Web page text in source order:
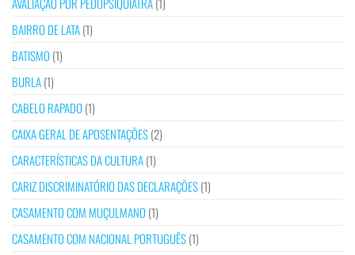
BAIRRO DE LATA(1)
BATISMO (1)
BURLA(1)
CABELO RAPADO (1)
CAIXA GERAL DE APOSENTAÇÕES(2)
CARACTERÍSTICAS DA CULTURA(1)
CARIZ DISCRIMINATÓRIO DAS DECLARAÇÕES(1)
CASAMENTO COM MUÇULMANO (1)
CASAMENTO COM NACIONAL PORTUGUÊS(1)